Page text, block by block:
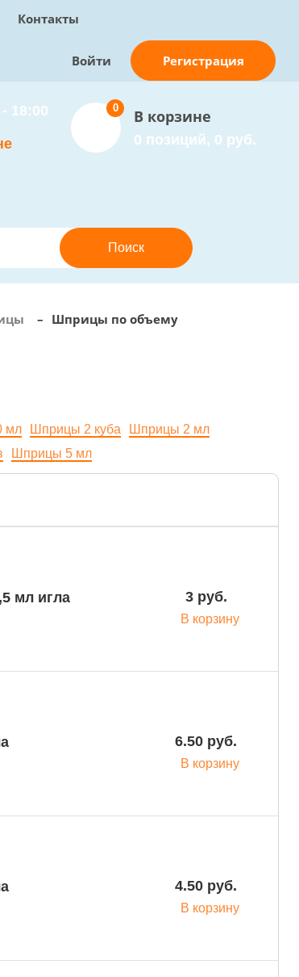
Контакты
Войти Регистрация
18:00 В корзине
0 позиций, 0 руб.
0
– Шприцы по объему
мл Шприцы 2 куба
Шприцы 2 мл
Шприцы 5 мл
мл игла
3 руб.
В корзину
6.50 руб.
В корзину
4.50 руб.
В корзину